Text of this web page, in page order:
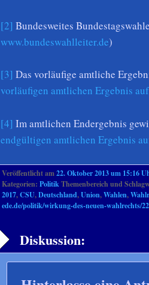
[2] Bundesweites
www.bundeswahlleiter.de)
[3] Das vorläufige amtliche
vorläufigen amtlichen Ergebnis
[4] Im amtlichen Endergebnis
endgültigen amtlichen Ergebnis
Veröffentlicht am22. Oktober 2013 um 15:16
Kategorien: PolitikThemenbereich und
2017,CSU,Deutschland,Union,Wahlen,
ede.de/politik/wirkung-des-neuen-wahlrechts/
Diskussion: